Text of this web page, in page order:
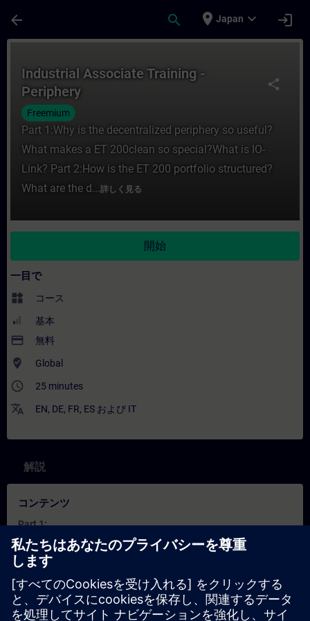
arrow_back search place Japan expand_more login
share
Industrial Associate Training -
Periphery
Freemium
Part 1:Why is the decentralized periphery so useful?
What makes a ET 200clean so special?What is IO-
Link? Part 2:How is the ET 200 portfolio structured?
What are the d...詳しく見る
開始
一目で
widgets コース
基本
payment 無料
where_to_vote Global
access_time 25 minutes
translate EN, DE, FR, ES および IT
解説
コンテンツ
Part 1:
Why is the decentralized periphery so useful?
What makes a ET 200clean so special?
Part 2: